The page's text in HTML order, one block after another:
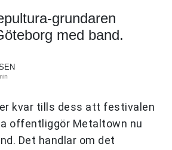
grundaren
med band.
kvar tills dess att festivalen
offentliggör Metaltown nu
Det handlar om det